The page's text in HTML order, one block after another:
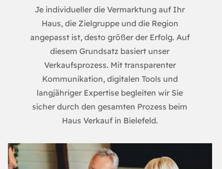
Je individueller die Vermarktung auf Ihr
Haus, die Zielgruppe und die Region
angepasst ist, desto größer der Erfolg. Auf
diesem Grundsatz basiert unser
Verkaufsprozess. Mit transparenter
Kommunikation, digitalen Tools und
langjähriger Expertise begleiten wir Sie
sicher durch den gesamten Prozess beim
Haus Verkauf in Bielefeld.